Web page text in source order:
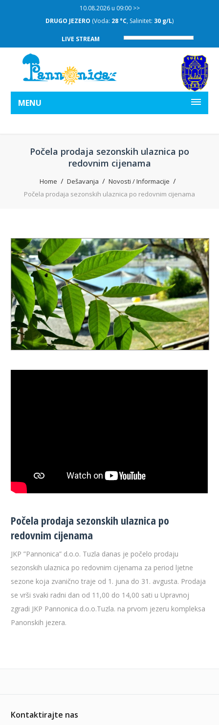
10.08.2026 u 09:00 >>
DRUGO JEZERO (Voda: 28 °C, Salinitet: 30 g/L)
LIVE STREAM
MENU
Počela prodaja sezonskih ulaznica po
redovnim cijenama
Home Dešavanja
Novosti / Informacije
Počela prodaja sezonskih ulaznica po redovnim cijenama
Počela prodaja sezonskih ulaznica po
redovnim cijenama
JKP ”Pannonica” d.o.o. Tuzla danas je počelo prodaju
sezonskih ulaznica po redovnim cijenama za period ljetne
sezone koja zvanično traje od 1. juna do 31. avgusta. Prodaja
se vrši svaki radni dan od 11,00 do 14,00 sati u Upravnoj
zgradi JKP Pannonica d.o.o.Tuzla. na prvom jezeru kompleksa
Panonskih jezera.
Kontaktirajte nas